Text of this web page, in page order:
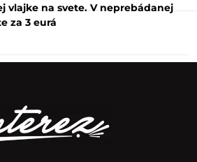
vlajke na svete. V neprebádanej
za 3 eurá